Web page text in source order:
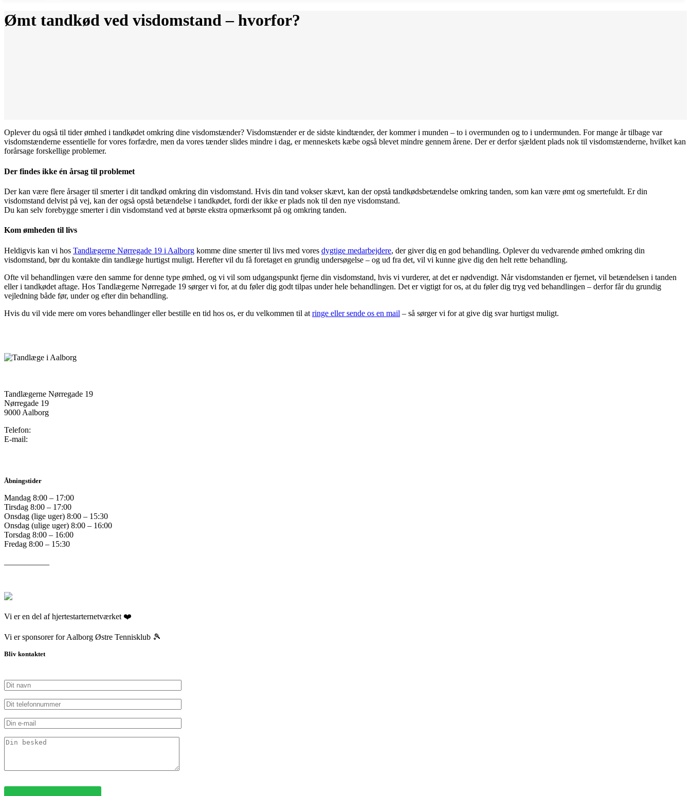
Ømt tandkød ved visdomstand – hvorfor?
Oplever du også til tider ømhed i tandkødet omkring dine visdomstænder? Visdomstænder er de sidste kindtænder, der kommer i munden – to i overmunden og to i undermunden. For mange år tilbage var
visdomstænderne essentielle for vores forfædre, men da vores tænder slides mindre i dag, er menneskets kæbe også blevet mindre gennem årene. Der er derfor sjældent plads nok til visdomstænderne, hvilket kan
forårsage forskellige problemer.
Der findes ikke én årsag til problemet
Der kan være flere årsager til smerter i dit tandkød omkring din visdomstand. Hvis din tand vokser skævt, kan der opstå tandkødsbetændelse omkring tanden, som kan være ømt og smertefuldt. Er din
visdomstand delvist på vej, kan der også opstå betændelse i tandkødet, fordi der ikke er plads nok til den nye visdomstand.
Du kan selv forebygge smerter i din visdomstand ved at børste ekstra opmærksomt på og omkring tanden.
Kom ømheden til livs
Heldigvis kan vi hos Tandlægerne Nørregade 19 i Aalborg komme dine smerter til livs med vores dygtige medarbejdere, der giver dig en god behandling. Oplever du vedvarende ømhed omkring din
visdomstand, bør du kontakte din tandlæge hurtigst muligt. Herefter vil du få foretaget en grundig undersøgelse – og ud fra det, vil vi kunne give dig den helt rette behandling.
Ofte vil behandlingen være den samme for denne type ømhed, og vi vil som udgangspunkt fjerne din visdomstand, hvis vi vurderer, at det er nødvendigt. Når visdomstanden er fjernet, vil betændelsen i tanden
eller i tandkødet aftage. Hos Tandlægerne Nørregade 19 sørger vi for, at du føler dig godt tilpas under hele behandlingen. Det er vigtigt for os, at du føler dig tryg ved behandlingen – derfor får du grundig
vejledning både før, under og efter din behandling.
Hvis du vil vide mere om vores behandlinger eller bestille en tid hos os, er du velkommen til at ringe eller sende os en mail – så sørger vi for at give dig svar hurtigst muligt.
Tandlægerne Nørregade 19
Nørregade 19
9000 Aalborg
Telefon:
E-mail:
Åbningstider
Mandag 8:00 – 17:00
Tirsdag 8:00 – 17:00
Onsdag (lige uger) 8:00 – 15:30
Onsdag (ulige uger) 8:00 – 16:00
Torsdag 8:00 – 16:00
Fredag 8:00 – 15:30
Vi er en del af hjertestarternetværket ❤️
Vi er sponsorer for Aalborg Østre Tennisklub 🎾
Bliv kontaktet